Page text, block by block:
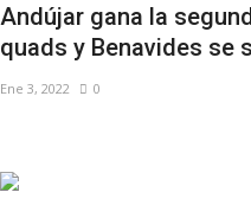
Andújar gana la
quads y Benavides se
Ene 3, 2022 0